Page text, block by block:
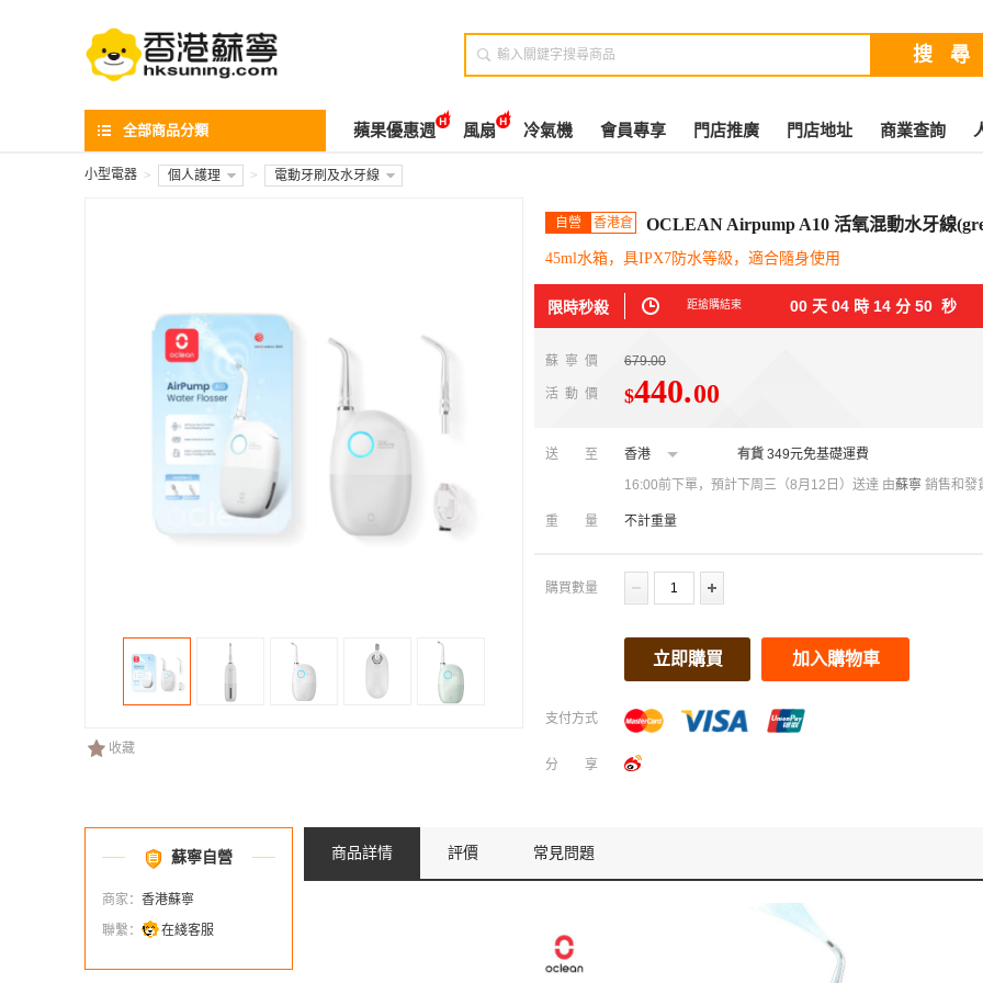

全部商品分類 蘋果優惠週 風扇 冷氣機 會員專享 門店推廣 門店地址 商業查詢
小型電器 > 個人護理 > 電動牙刷及水牙線
收藏
自營 香港倉 OCLEAN Airpump A10 活氧混動水牙線
45ml水箱，具IPX7防水等級，適合隨身使用
限時秒殺 距搶購結束 00 天 04 時 14 分 49 秒
蘇寧價 679.00
活動價 $440.00
送至 香港 有貨 349元免基礎運費
16:00前下單，預計下周三（8月12日）送達 由蘇寧 銷售和發
重量 不計重量
購買數量
立即購買 加入購物車
支付方式
分享
蘇寧自營
商家： 香港蘇寧
聯繫：
在綫客服
商品詳情 評價 常見問題